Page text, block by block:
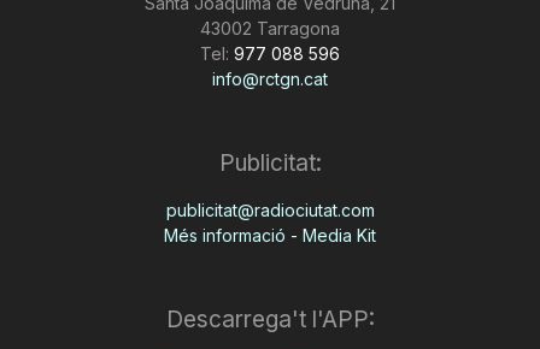
43002 Tarragona
Tel: 977 088 596
info@rctgn.cat
Publicitat:
publicitat@radiociutat.com
Més informació - Media Kit
Descarrega't l'APP: